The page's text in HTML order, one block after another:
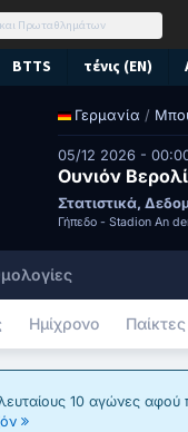
BTTS τένις (EN)
Γερμανία /
05/12 2026 -
Ουνιόν
Στατιστικά,
Γήπεδο - Stadion An
Ημίχρονο Παίκτες
10 αγώνες